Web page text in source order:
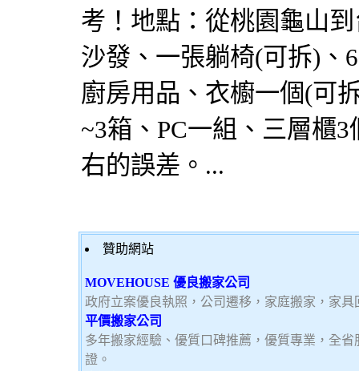
考！地點：從桃園龜山
沙發、一張躺椅(可拆)、
廚房用品、衣櫥一個(可
~3箱、PC一組、三層櫃
右的誤差。...
贊助網站
MOVEHOUSE 優良搬家公司
政府立案優良執照，公司遷移，家庭搬家，家
平價搬家公司
多年搬家經驗、優質口碑推薦，優質專業，全
證。